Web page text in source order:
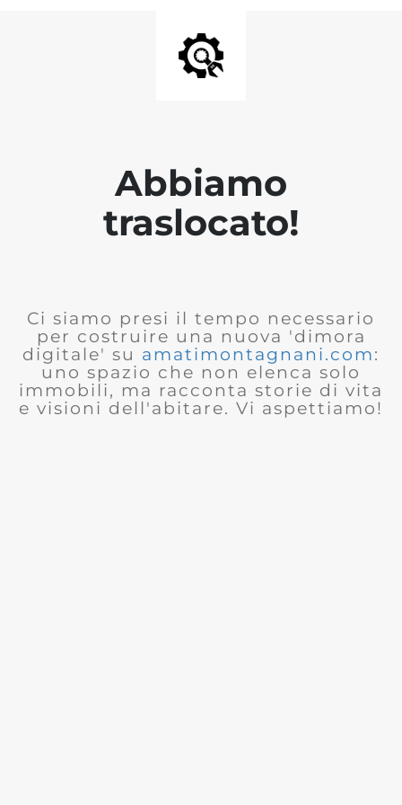
Abbiamo
traslocato!
Ci siamo presi il tempo necessario
per costruire una nuova 'dimora
digitale' su amatimontagnani.com:
uno spazio che non elenca solo
immobili, ma racconta storie di vita
e visioni dell'abitare. Vi aspettiamo!